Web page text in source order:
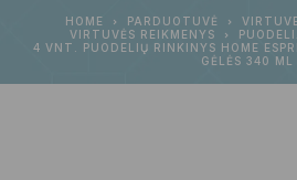
HOME PARDUOTUVĖ
VIRTUVĖS REIKMENYS
4 VNT. PUODELIŲ RINKINYS HOME
GĖLĖS 340 ML